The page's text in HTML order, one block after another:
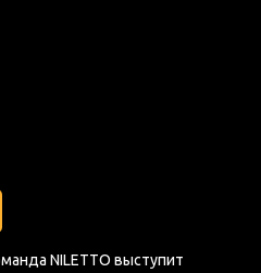
NILETTO выступит